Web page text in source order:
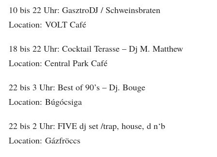
10 bis 22 Uhr: GasztroDJ / Schweinsbraten
Location: VOLT Café
18 bis 22 Uhr: Cocktail Terasse – Dj M. Matthew
Location: Central Park Café
22 bis 3 Uhr: Best of 90’s – Dj. Bouge
Location: Búgócsiga
22 bis 2 Uhr: FIVE dj set /trap, house, d n‘b
Location: Gázfröccs